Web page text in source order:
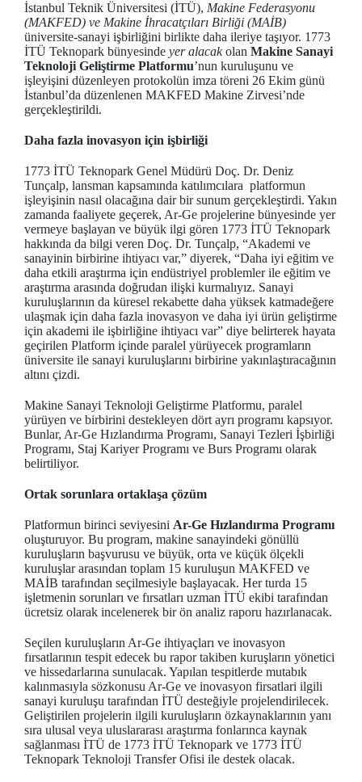
İstanbul Teknik Üniversitesi (İTÜ), Makine Federasyonu
(MAKFED) ve Makine İhracatçıları Birliği (MAİB)
üniversite-sanayi işbirliğini birlikte daha ileriye taşıyor. 1773
İTÜ Teknopark bünyesinde yer alacakolan Makine Sanayi
Teknoloji Geliştirme Platformu’nun kuruluşunu ve
işleyişini düzenleyen protokolün imza töreni 26 Ekim günü
İstanbul’da düzenlenen MAKFED Makine Zirvesi’nde
gerçekleştirildi.
Daha fazla inovasyon için işbirliği
1773 İTÜ Teknopark Genel Müdürü Doç. Dr. Deniz
Tunçalp, lansman kapsamında katılımcılara platformun
işleyişinin nasıl olacağına dair bir sunum gerçekleştirdi. Yakın
zamanda faaliyete geçerek, Ar-Ge projelerine bünyesinde yer
vermeye başlayan ve büyük ilgi gören 1773 İTÜ Teknopark
hakkında da bilgi veren Doç. Dr. Tunçalp, “Akademi ve
sanayinin birbirine ihtiyacı var,” diyerek, “Daha iyi eğitim ve
daha etkili araştırma için endüstriyel problemler ile eğitim ve
araştırma arasında doğrudan ilişki kurmalıyız. Sanayi
kuruluşlarının da küresel rekabette daha yüksek katmadeğere
ulaşmak için daha fazla inovasyon ve daha iyi ürün geliştirme
için akademi ile işbirliğine ihtiyacı var” diye belirterek hayata
geçirilen Platform içinde paralel yürüyecek programların
üniversite ile sanayi kuruluşlarını birbirine yakınlaştıracağının
altını çizdi.
Makine Sanayi Teknoloji Geliştirme Platformu, paralel
yürüyen ve birbirini destekleyen dört ayrı programı kapsıyor.
Bunlar, Ar-Ge Hızlandırma Programı, Sanayi Tezleri İşbirliği
Programı, Staj Kariyer Programı ve Burs Programı olarak
belirtiliyor.
Ortak sorunlara ortaklaşa çözüm
Platformun birinci seviyesini Ar-Ge Hızlandırma Programı
oluşturuyor. Bu program, makine sanayindeki gönüllü
kuruluşların başvurusu ve büyük, orta ve küçük ölçekli
kuruluşlar arasından toplam 15 kuruluşun MAKFED ve
MAİB tarafından seçilmesiyle başlayacak. Her turda 15
işletmenin sorunları ve fırsatları uzman İTÜ ekibi tarafından
ücretsiz olarak incelenerek bir ön analiz raporu hazırlanacak.
Seçilen kuruluşların Ar-Ge ihtiyaçları ve inovasyon
fırsatlarının tespit edecek bu rapor takiben kuruşların yönetici
ve hissedarlarına sunulacak. Yapılan tespitlerde mutabık
kalınmasıyla sözkonusu Ar-Ge ve inovasyon firsatlari ilgili
sanayi kuruluşu tarafından İTÜ desteğiyle projelendirilecek.
Geliştirilen projelerin ilgili kuruluşların özkaynaklarının yanı
sıra ulusal veya uluslararası araştırma fonlarınca kaynak
sağlanması İTÜ de 1773 İTÜ Teknopark ve 1773 İTÜ
Teknopark Teknoloji Transfer Ofisi ile destek olacak.